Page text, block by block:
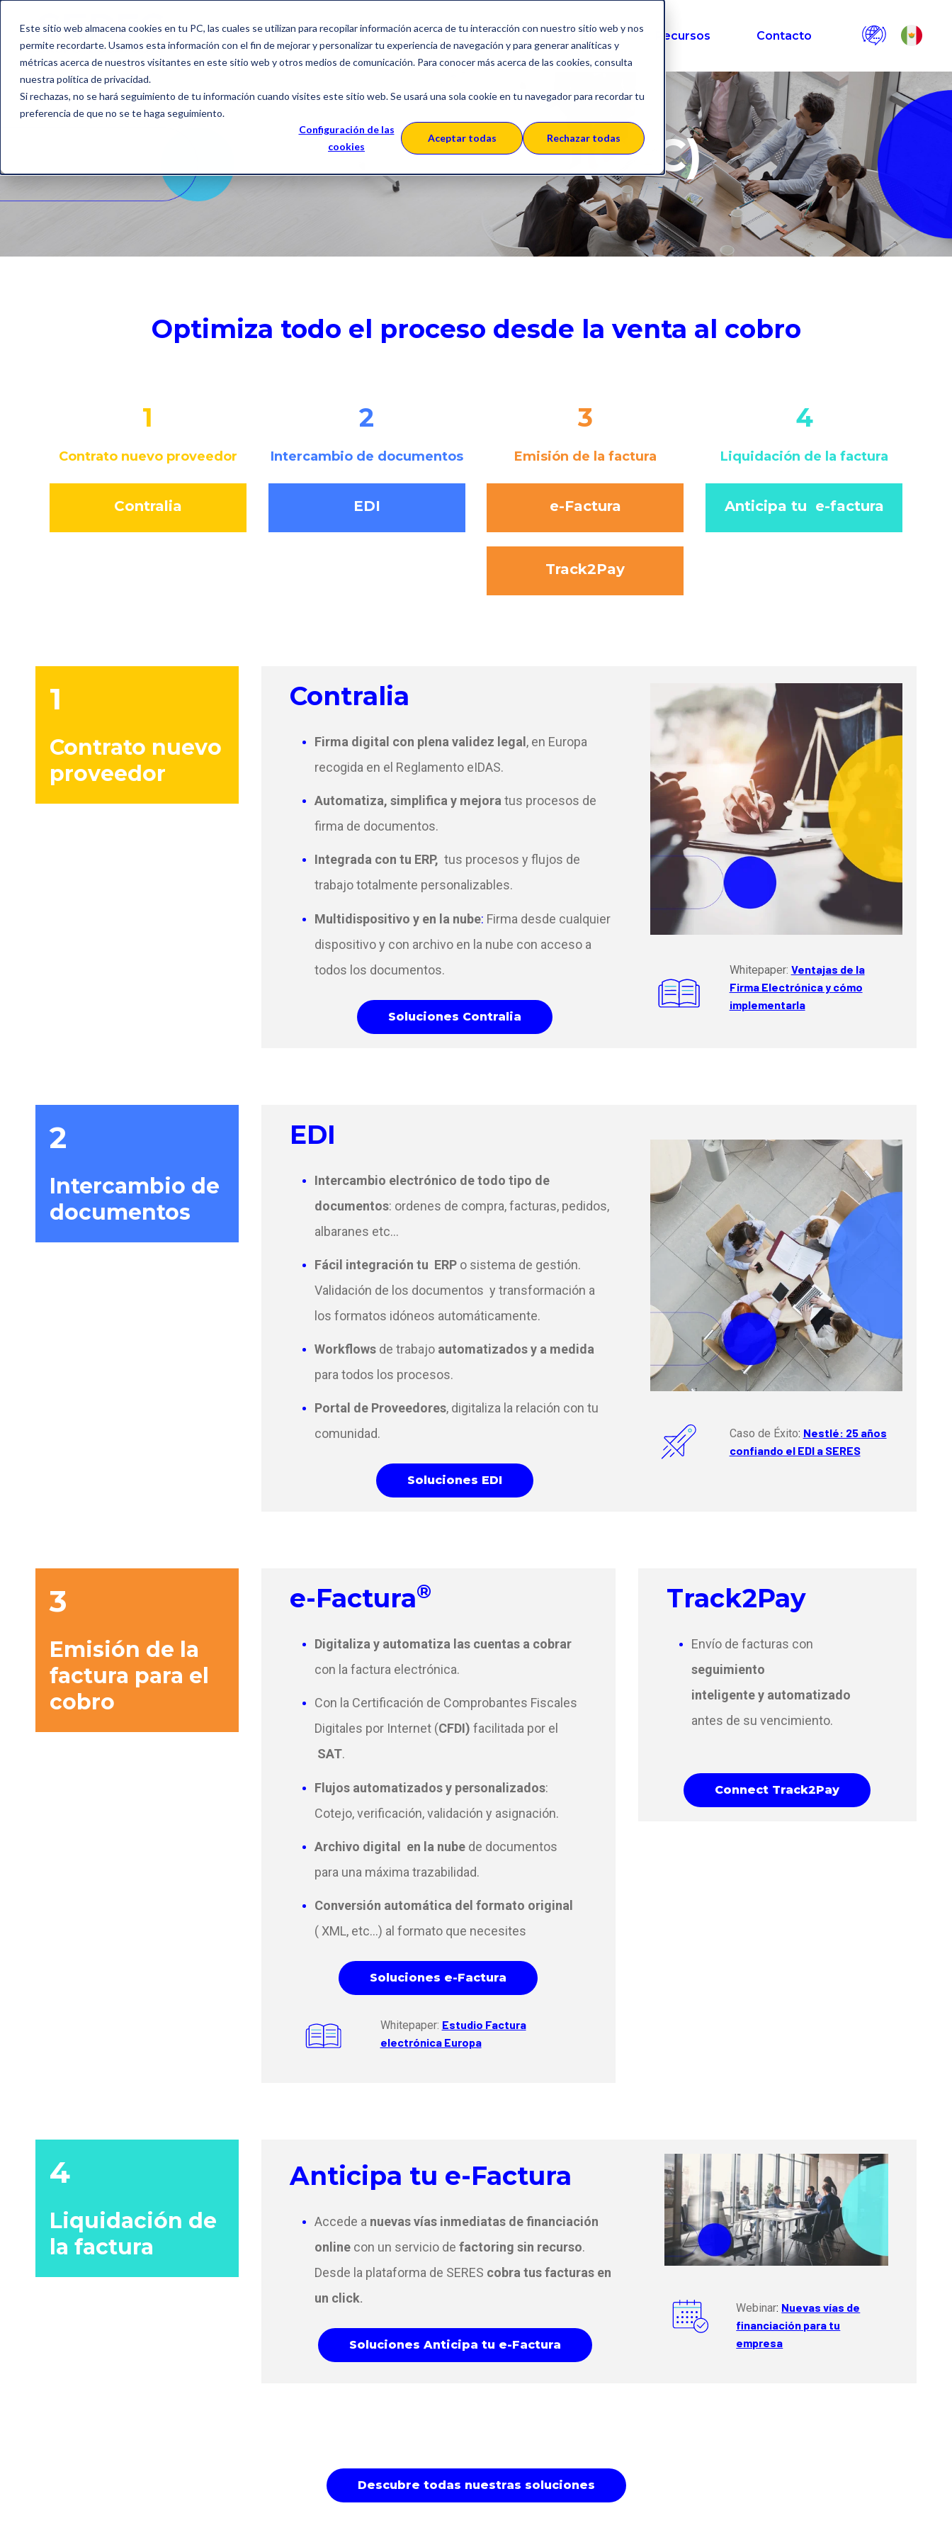
Este sitio web almacena cookies en tu PC, las cuales se utilizan para recopilar información acerca de tu interacción con nuestro sitio web y nos
permite recordarte. Usamos esta información con el fin de mejorar y personalizar tu experiencia de navegación y para generar analíticas y
métricas acerca de nuestros visitantes en este sitio web y otros medios de comunicación. Para conocer más acerca de las cookies, consulta
nuestra política de privacidad.
Si rechazas, no se hará seguimiento de tu información cuando visites este sitio web. Se usará una sola cookie en tu navegador para recordar tu
preferencia de que no se te haga seguimiento.
Configuración de las
cookies
Aceptar todas Rechazar todas
Soluciones Sobre SERES Casos de Éxito Recursos Contacto
Order to Cash (O2C)
Optimiza todo el proceso desde la venta al cobro
1
Contrato nuevo proveedor
Contralia
2
Intercambio de documentos
EDI
3
Emisión de la factura
e-Factura
Track2Pay
4
Liquidación de la factura
Anticipa tu e-factura
1
Contrato nuevo
proveedor
Contralia
Firma digital con plena validez legal , en Europa
recogida en el Reglamento eIDAS.
Automatiza, simplifica y mejoratus procesos de
firma de documentos.
Integrada con tu ERP, tus procesos y flujos de
trabajo totalmente personalizables.
Multidispositivo y en la nube: Firma desde cualquier
dispositivo y con archivo en la nube con acceso a
todos los documentos.
Soluciones Contralia
Whitepaper: Ventajas de la
Firma Electrónica y cómo
implementarla
2
Intercambio de
documentos
EDI
Intercambio electrónico detodo tipo de
documentos: ordenes de compra, facturas, pedidos,
albaranes etc...
Fácil integración tu ERP o sistema de gestión.
Validación de los documentos y transformación a
los formatos idóneos automáticamente.
Workflows de trabajo automatizados y a medida
para todos los procesos.
Portal de Proveedores, digitaliza la relación con tu
comunidad.
Soluciones EDI
Caso de Éxito: Nestlé: 25 años
confiando el EDI a SERES
3
Emisión de la
factura para el
cobro
e-Factura®
Digitaliza y automatiza las cuentas a cobrar
con la factura electrónica.
Con la Certificación de Comprobantes Fiscales
Digitales por Internet (CFDI) facilitada por el
SAT.
Flujos automatizados y personalizados:
Cotejo, verificación, validación y asignación.
Archivo digital en la nube de documentos
para una máxima trazabilidad.
Conversión automática del formato original
( XML, etc...) al formato que necesites
Soluciones e-Factura
Whitepaper: Estudio Factura
electrónica Europa
Track2Pay
Envío de facturas con
seguimiento
inteligente y automatizado
antes de su vencimiento.
Connect Track2Pay
4
Liquidación de
la factura
Anticipa tu e-Factura
Accede a nuevas vías inmediatas de financiación
online con un servicio defactoring sin recurso.
Desde la plataforma de SERES cobra tus facturas en
un click.
Soluciones Anticipa tu e-Factura
Webinar: Nuevas vías de
financiación para tu
empresa
Descubre todas nuestras soluciones